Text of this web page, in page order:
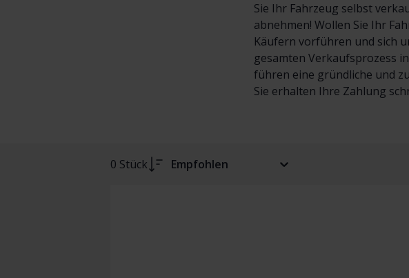
Sie Ihr Fahrzeug selbst
abnehmen! Wollen Sie Ihr
Käufern vorführen und sich
gesamten Verkaufsprozess
führen eine gründliche und
Sie erhalten Ihre Zahlung
0 Stück Empfohlen